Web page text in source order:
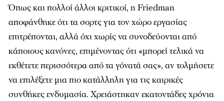
Όπως και πολλοί άλλοι κριτικοί, η Friedman
αποφάνθηκε ότι τα σορτς για τον χώρο εργασίας
επιτρέπονται, αλλά όχι χωρίς να συνοδεύονται από
κάποιους κανόνες, επιμένοντας ότι «μπορεί τελικά να
εκθέτετε περισσότερα από τα γόνατά σας», αν τολμήσετε
να επιλέξετε μια πιο κατάλληλη για τις καιρικές
συνθήκες ενδυμασία. Χρειάστηκαν εκατοντάδες χρόνια